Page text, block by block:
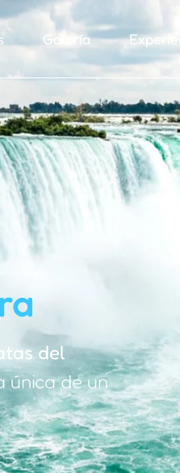
Galería
del
única de un